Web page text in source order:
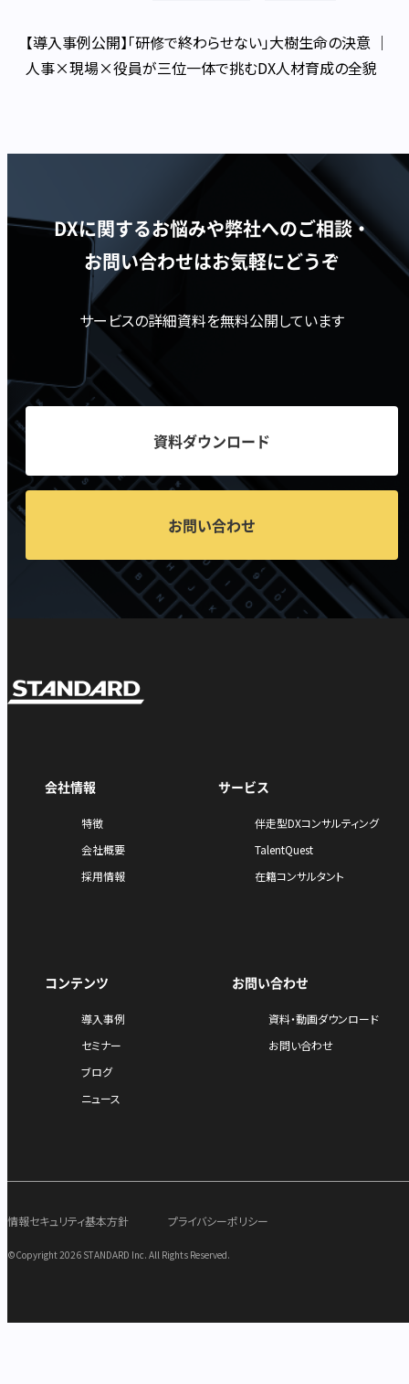
【導入事例公開】「研修で終わらせない」大樹生命の決意 │
人事×現場×役員が三位一体で挑むDX人材育成の全貌
DXに関するお悩みや弊社へのご相談・
お問い合わせはお気軽にどうぞ
サービスの詳細資料を無料公開しています
資料ダウンロード
お問い合わせ
会社情報
特徴
会社概要
採用情報
サービス
伴走型DXコンサルティング
TalentQuest
在籍コンサルタント
コンテンツ
導入事例
セミナー
ブログ
ニュース
お問い合わせ
資料・動画ダウンロード
お問い合わせ
©Copyright 2026 STANDARD Inc. All Rights Reserved.
情報セキュリティ基本方針 プライバシーポリシー